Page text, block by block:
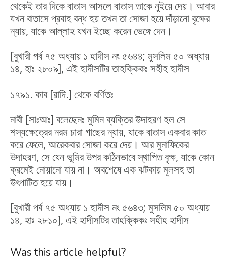
থেকেই তার দিকে বাতাস আসলে বাতাস তাকে নুইয়ে দেয়। আবার
যখন বাতাসে প্রবাহ বন্ধ হয় তখন তা সোজা হয়ে দাঁড়ানো বৃক্ষের
ন্যায়, যাকে আল্লাহ যখন ইচ্ছে করেন ভেঙ্গে দেন।
[বুখারী পর্ব ৭৫ অধ্যায় ১ হাদীস নং ৫৬৪৪; মুসলিম ৫০ অধ্যায়
১৪, হাঃ ২৮০৯], এই হাদীসটির তাহক্কিকঃ সহীহ হাদীস
১৭৯১. কাব [রাদি.] থেকে বর্ণিতঃ
নাবী [সাঃআঃ] বলেছেনঃ মুমিন ব্যক্তির উদাহরণ হল সে
শস্যক্ষেত্রের নরম চারা গাছের ন্যায়, যাকে বাতাস একবার কাত
করে ফেলে, আরেকবার সোজা করে দেয়। আর মুনাফিকের
উদাহরণ, সে যেন ভূমির উপর কঠিনভাবে স্থাপিত বৃক্ষ, যাকে কোন
ক্রমেই নোয়ানো যায় না। অবশেষে এক ঝটকায় মূলসহ তা
উৎপাটিত হয়ে যায়।
[বুখারী পর্ব ৭৫ অধ্যায় ১ হাদীস নং ৫৬৪৩; মুসলিম ৫০ অধ্যায়
১৪, হাঃ ২৮১০], এই হাদীসটির তাহক্কিকঃ সহীহ হাদীস
Was this article helpful?